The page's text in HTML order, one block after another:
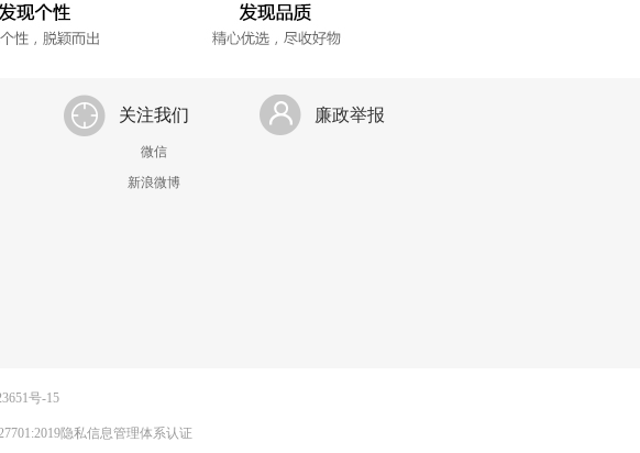
关注我们
微信
新浪微博
廉政举报
号-15
隐私信息管理体系认证